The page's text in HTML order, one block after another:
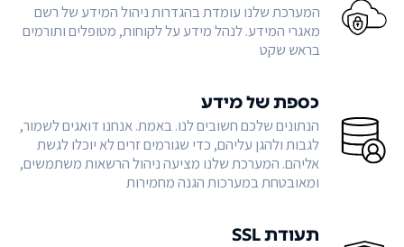
המערכת שלנו עומדת בהגדרות ניהול המידע של רשם
מאגרי המידע. לנהל מידע על לקוחות, מטופלים ותורמים
בראש שקט
כספת של מידע
הנתונים שלכם חשובים לנו. באמת. אנחנו דואגים לשמור,
לגבות ולהגן עליהם, כדי שגורמים זרים לא יוכלו לגשת
אליהם. המערכת שלנו מציעה ניהול הרשאות משתמשים,
ומאובטחת במערכות הגנה מחמירות
תעודת SSL